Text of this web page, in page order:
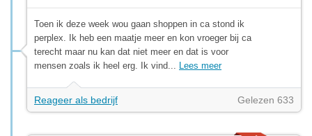
Toen ik deze week wou gaan shoppen in ca stond ik
perplex. Ik heb een maatje meer en kon vroeger bij ca
terecht maar nu kan dat niet meer en dat is voor
mensen zoals ik heel erg. Ik vind... Lees meer
Reageer als bedrijf Gelezen 633